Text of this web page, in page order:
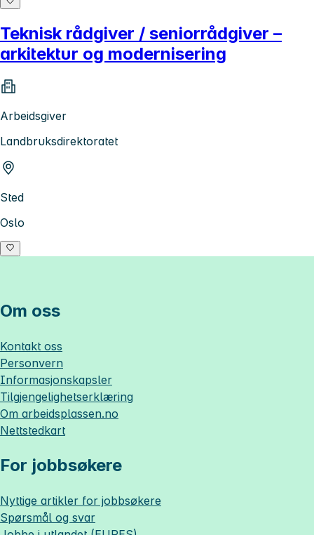
Teknisk rådgiver / seniorrådgiver –
arkitektur og modernisering
Arbeidsgiver
Landbruksdirektoratet
Sted
Oslo
Om oss
Kontakt oss
Personvern
Informasjonskapsler
Tilgjengelighetserklæring
Om arbeidsplassen.no
Nettstedkart
For jobbsøkere
Nyttige artikler for jobbsøkere
Spørsmål og svar